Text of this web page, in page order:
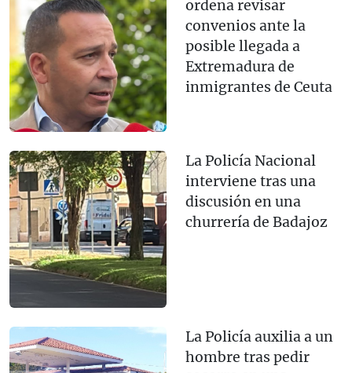
ordena revisar
convenios ante la
posible llegada a
Extremadura de
inmigrantes de Ceuta
La Policía Nacional
interviene tras una
discusión en una
churrería de Badajoz
La Policía auxilia a un
hombre tras pedir